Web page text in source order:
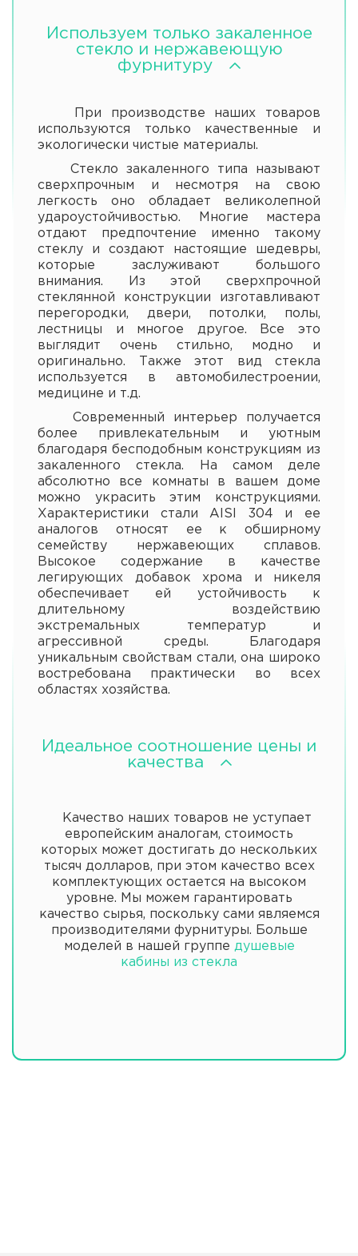
Используем только закаленное
стекло и нержавеющую
фурнитуру
При производстве наших товаров
используются только качественные и
экологически чистые материалы.
Стекло закаленного типа называют
сверхпрочным и несмотря на свою
легкость оно обладает великолепной
удароустойчивостью. Многие мастера
отдают предпочтение именно такому
стеклу и создают настоящие шедевры,
которые заслуживают большого
внимания. Из этой сверхпрочной
стеклянной конструкции изготавливают
перегородки, двери, потолки, полы,
лестницы и многое другое. Все это
выглядит очень стильно, модно и
оригинально. Также этот вид стекла
используется в автомобилестроении,
медицине и т.д.
Современный интерьер получается
более привлекательным и уютным
благодаря бесподобным конструкциям из
закаленного стекла. На самом деле
абсолютно все комнаты в вашем доме
можно украсить этим конструкциями.
Характеристики стали AISI 304 и ее
аналогов относят ее к обширному
семейству нержавеющих сплавов.
Высокое содержание в качестве
легирующих добавок хрома и никеля
обеспечивает ей устойчивость к
длительному воздействию
экстремальных температур и
агрессивной среды. Благодаря
уникальным свойствам стали, она широко
востребована практически во всех
областях хозяйства.
Идеальное соотношение цены и
качества
Качество наших товаров не уступает
европейским аналогам, стоимость
которых может достигать до нескольких
тысяч долларов, при этом качество всех
комплектующих остается на высоком
уровне. Мы можем гарантировать
качество сырья, поскольку сами являемся
производителями фурнитуры. Больше
моделей в нашей группе душевые
кабины из стекла